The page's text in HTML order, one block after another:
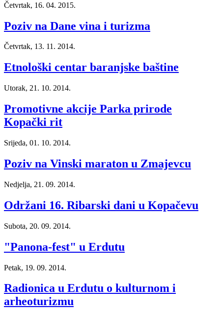
Četvrtak, 16. 04. 2015.
Poziv na Dane vina i turizma
Četvrtak, 13. 11. 2014.
Etnološki centar baranjske baštine
Utorak, 21. 10. 2014.
Promotivne akcije Parka prirode
Kopački rit
Srijeda, 01. 10. 2014.
Poziv na Vinski maraton u Zmajevcu
Nedjelja, 21. 09. 2014.
Održani 16. Ribarski dani u Kopačevu
Subota, 20. 09. 2014.
"Panona-fest" u Erdutu
Petak, 19. 09. 2014.
Radionica u Erdutu o kulturnom i
arheoturizmu